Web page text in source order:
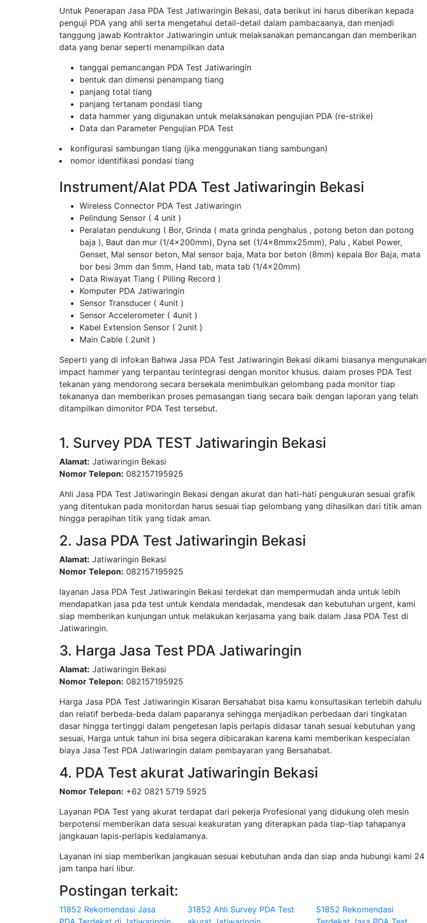
Untuk Penerapan Jasa PDA Test Jatiwaringin Bekasi, data berikut ini harus diberikan kepada
penguji PDA yang ahli serta mengetahui detail-detail dalam pambacaanya, dan menjadi
tanggung jawab Kontraktor Jatiwaringin untuk melaksanakan pemancangan dan memberikan
data yang benar seperti menampilkan data
tanggal pemancangan PDA Test Jatiwaringin
bentuk dan dimensi penampang tiang
panjang total tiang
panjang tertanam pondasi tiang
data hammer yang digunakan untuk melaksanakan pengujian PDA (re-strike)
Data dan Parameter Pengujian PDA Test
konfigurasi sambungan tiang (jika menggunakan tiang sambungan)
nomor identifikasi pondasi tiang
Instrument/Alat PDA Test Jatiwaringin Bekasi
Wireless Connector PDA Test Jatiwaringin
Pelindung Sensor ( 4 unit )
Peralatan pendukung ( Bor, Grinda ( mata grinda penghalus , potong beton dan potong
baja ), Baut dan mur (1/4x200mm), Dyna set (1/4x8mmx25mm), Palu , Kabel Power,
Genset, Mal sensor beton, Mal sensor baja, Mata bor beton (8mm) kepala Bor Baja, mata
bor besi 3mm dan 5mm, Hand tab, mata tab (1/4x20mm)
Data Riwayat Tiang ( Pilling Record )
Komputer PDA Jatiwaringin
Sensor Transducer ( 4unit )
Sensor Accelerometer ( 4unit )
Kabel Extension Sensor ( 2unit )
Main Cable ( 2unit )
Seperti yang di infokan Bahwa Jasa PDA Test Jatiwaringin Bekasi dikami biasanya mengunakan
impact hammer yang terpantau terintegrasi dengan monitor khusus. dalam proses PDA Test
tekanan yang mendorong secara bersekala menimbulkan gelombang pada monitor tiap
tekananya dan memberikan proses pemasangan tiang secara baik dengan laporan yang telah
ditampilkan dimonitor PDA Test tersebut.
1. Survey PDA TEST Jatiwaringin Bekasi
Alamat: Jatiwaringin Bekasi
Nomor Telepon: 082157195925
Ahli Jasa PDA Test Jatiwaringin Bekasi dengan akurat dan hati-hati pengukuran sesuai grafik
yang ditentukan pada monitordan harus sesuai tiap gelombang yang dihasilkan dari titik aman
hingga perapihan titik yang tidak aman.
2. Jasa PDA Test Jatiwaringin Bekasi
Alamat: Jatiwaringin Bekasi
Nomor Telepon: 082157195925
layanan Jasa PDA Test Jatiwaringin Bekasi terdekat dan mempermudah anda untuk lebih
mendapatkan jasa pda test untuk kendala mendadak, mendesak dan kebutuhan urgent, kami
siap memberikan kunjungan untuk melakukan kerjasama yang baik dalam Jasa PDA Test di
Jatiwaringin.
3. Harga Jasa Test PDA Jatiwaringin
Alamat: Jatiwaringin Bekasi
Nomor Telepon: 082157195925
Harga Jasa PDA Test Jatiwaringin Kisaran Bersahabat bisa kamu konsultasikan terlebih dahulu
dan relatif berbeda-beda dalam paparanya sehingga menjadikan perbedaan dari tingkatan
dasar hingga tertinggi dalam pengetesan lapis perlapis didasar tanah sesuai kebutuhan yang
sesuai, Harga untuk tahun ini bisa segera dibicarakan karena kami memberikan kespecialan
biaya Jasa Test PDA Jatiwaringin dalam pembayaran yang Bersahabat.
4. PDA Test akurat Jatiwaringin Bekasi
Nomor Telepon: +62 0821 5719 5925
Layanan PDA Test yang akurat terdapat dari pekerja Profesional yang didukung oleh mesin
berpotensi memberikan data sesuai keakuratan yang diterapkan pada tiap-tiap tahapanya
jangkauan lapis-perlapis kedalamanya.
Layanan ini siap memberikan jangkauan sesuai kebutuhan anda dan siap anda hubungi kami 24
jam tanpa hari libur.
Postingan terkait:
11852 Rekomendasi Jasa
31852 Ahli Survey PDA Test
51852 Rekomendasi